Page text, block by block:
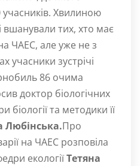
Хвилиною
вшанували тих, хто має
ЧАЕС, але уже не з
учасники зустрічі
86 очима
доктор біологічних
та методики її
Про
на ЧАЕС розповіла
екологіїТетяна